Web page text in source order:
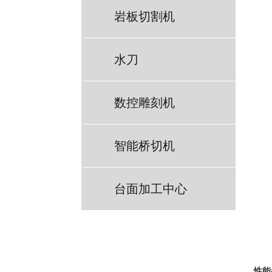
岩板切割机
水刀
数控雕刻机
智能桥切机
台面加工中心